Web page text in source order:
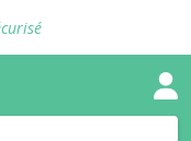
vétérinaire